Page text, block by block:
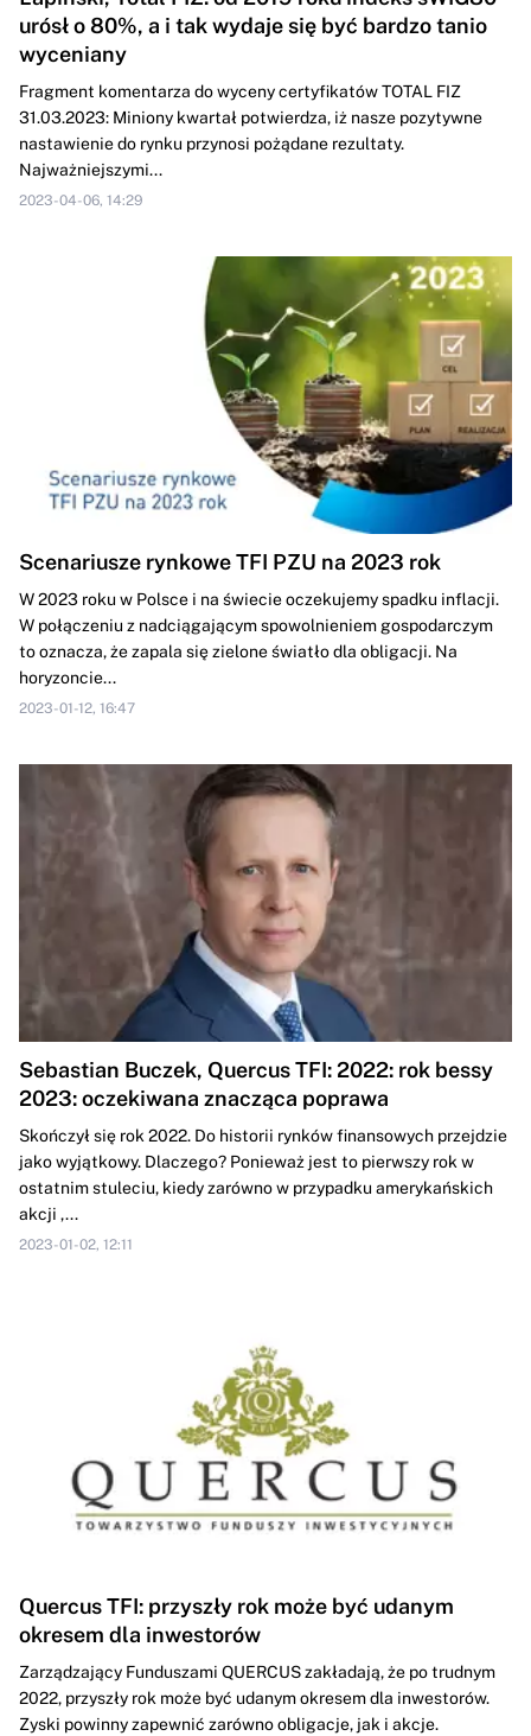
urósł o 80%, a i tak wydaje się być bardzo tanio
wyceniany
Fragment komentarza do wyceny certyfikatów TOTAL FIZ
31.03.2023: Miniony kwartał potwierdza, iż nasze pozytywne
nastawienie do rynku przynosi pożądane rezultaty.
Najważniejszymi...
2023-04-06, 14:29
Scenariusze rynkowe TFI PZU na 2023 rok
W 2023 roku w Polsce i na świecie oczekujemy spadku inflacji.
W połączeniu z nadciągającym spowolnieniem gospodarczym
to oznacza, że zapala się zielone światło dla obligacji. Na
horyzoncie...
2023-01-12, 16:47
Sebastian Buczek, Quercus TFI: 2022: rok bessy
2023: oczekiwana znacząca poprawa
Skończył się rok 2022. Do historii rynków finansowych przejdzie
jako wyjątkowy. Dlaczego? Ponieważ jest to pierwszy rok w
ostatnim stuleciu, kiedy zarówno w przypadku amerykańskich
akcji ,...
2023-01-02, 12:11
Quercus TFI: przyszły rok może być udanym
okresem dla inwestorów
Zarządzający Funduszami QUERCUS zakładają, że po trudnym
2022, przyszły rok może być udanym okresem dla inwestorów.
Zyski powinny zapewnić zarówno obligacje, jak i akcje.